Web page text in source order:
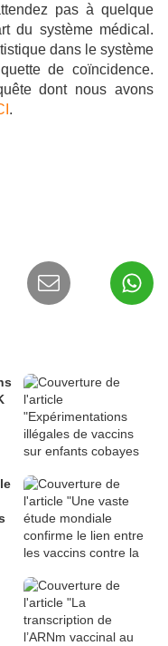
pas à quelque
du système médical.
dans le système
de coïncidence.
dont nous avons
.